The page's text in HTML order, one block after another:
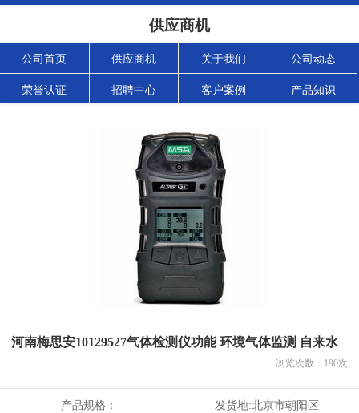
供应商机
公司首页 供应商机 关于我们 公司动态
荣誉认证 招聘中心 客户案例 产品知识
河南梅思安10129527气体检测仪功能 环境气体监测 自来水
浏览次数： 190次
产品规格： 发货地:北京市朝阳区